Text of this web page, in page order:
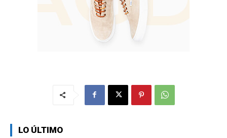
LO ÚLTIMO